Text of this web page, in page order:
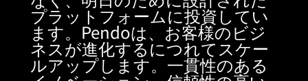
プラットフォームに投資してい
ます。Pendoは、お客様のビジ
ネスが進化するにつれてスケー
ルアップします。一貫性のある